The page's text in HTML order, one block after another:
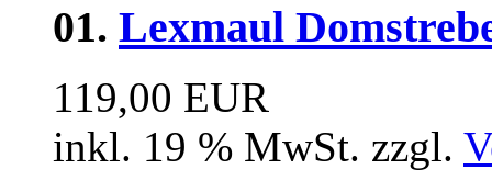
01. Lexmaul
119,00 EUR
inkl. 19 % MwSt. zzgl.